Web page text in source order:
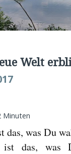
Welt
Minuten
das, was Du
das, was